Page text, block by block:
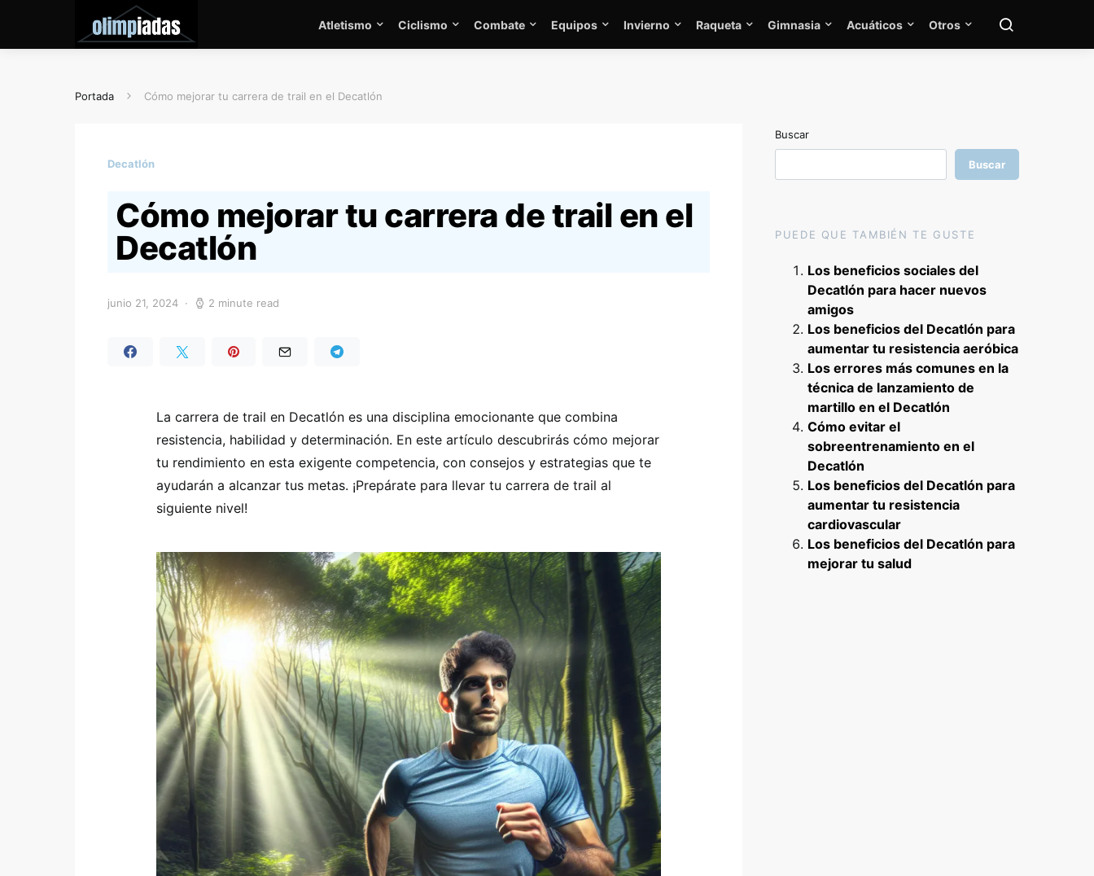
Atletismo Ciclismo Combate Equipos Invierno Raqueta Gimnasia Acuáticos Otros
Portada Cómo mejorar tu carrera de trail en el Decatlón
Decatlón
Cómo mejorar tu carrera de trail en el
Decatlón
junio 21, 2024 2 minute read
La carrera de trail en Decatlón es una disciplina emocionante que combina
resistencia, habilidad y determinación. En este artículo descubrirás cómo mejorar
tu rendimiento en esta exigente competencia, con consejos y estrategias que te
ayudarán a alcanzar tus metas. ¡Prepárate para llevar tu carrera de trail al
siguiente nivel!
Buscar
Buscar
PUEDE QUE TAMBIÉN TE GUSTE
Los beneficios sociales del
Decatlón para hacer nuevos
amigos
Los beneficios del Decatlón para
aumentar tu resistencia aeróbica
Los errores más comunes en la
técnica de lanzamiento de
martillo en el Decatlón
Cómo evitar el
sobreentrenamiento en el
Decatlón
Los beneficios del Decatlón para
aumentar tu resistencia
cardiovascular
Los beneficios del Decatlón para
mejorar tu salud